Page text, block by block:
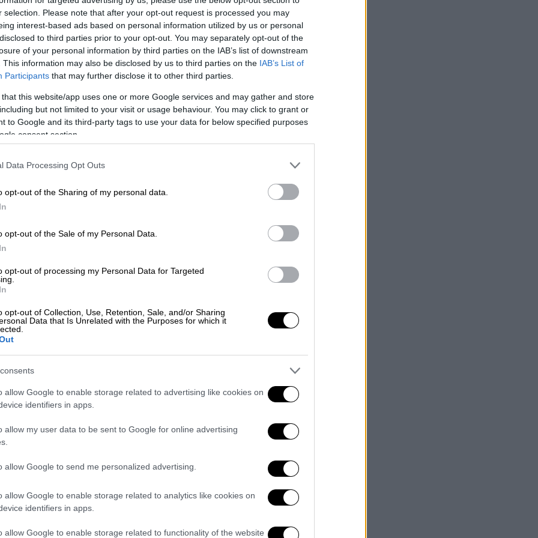
selection. Please note that after your opt-out request is processed you may
interest-based ads based on personal information utilized by us or personal
to third parties prior to your opt-out. You may separately opt-out of the
of your personal information by third parties on the IAB’s list of downstream
This information may also be disclosed by us to third parties on the IAB’s List of
Participants that may further disclose it to other third parties.
that this website/app uses one or more Google services and may gather and store
but not limited to your visit or usage behaviour. You may click to grant or
to Google and its third-party tags to use your data for below specified purposes
consent section.
Data Processing Opt Outs
opt-out of the Sharing of my personal data.
opt-out of the Sale of my Personal Data.
opt-out of processing my Personal Data for Targeted
opt-out of Collection, Use, Retention, Sale, and/or Sharing
Data that Is Unrelated with the Purposes for which it
allow Google to enable storage related to advertising like cookies on
identifiers in apps.
allow my user data to be sent to Google for online advertising
allow Google to send me personalized advertising.
allow Google to enable storage related to analytics like cookies on
identifiers in apps.
allow Google to enable storage related to functionality of the website
το ΕΘΝΟΣ στη Google
αυτή τη φορά στοΑφγανιστάν,
στο σχολείο τους, ανακοίνωσε η
μεταφέρθηκαν στο
στόχευε το σχολείο θηλέων
θηλέων
ήρθαν στα μαθήματα
Ναζάρι, εκπρόσωπος της αστυνομίας
ποια ουσία χρησιμοποιήθηκεή ποιος
περιστατικό.
επίσης ότι
του Αφγανιστάν που
λάβει χώρα αρκετές επιθέσεις με
επιθέσεων με αέριο, σε σχολεία
δεν επιτρέπει στα περισσότερα
στο πανεπιστήμιο από τότε που
καταδίκη από διεθνείς κυβερνήσεις
έχουν κρατήσει ανοιχτά τα
την ηλικία των 12 ετών και λένε πως